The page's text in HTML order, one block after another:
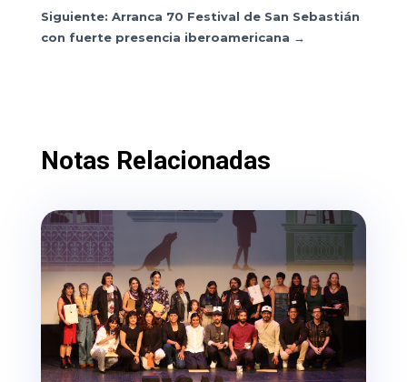
Siguiente: Arranca 70 Festival de San Sebastián
con fuerte presencia iberoamericana →
Notas Relacionadas